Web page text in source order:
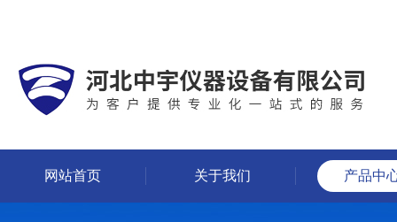
网站首页 关于我们 产品中